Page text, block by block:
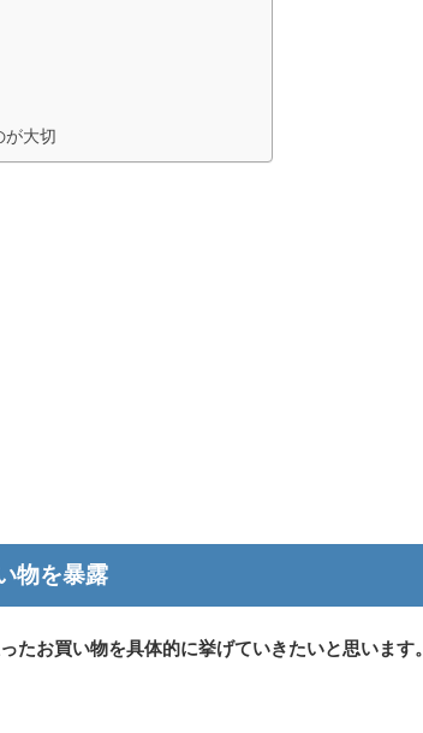
が大切
物を暴露
たお買い物を具体的に挙げていきたいと思います。